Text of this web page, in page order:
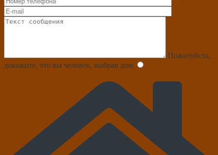
Пожалуйста,
докажите, что вы человек, выбрав дом.